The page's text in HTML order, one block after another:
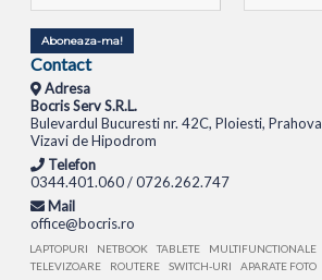
Aboneaza-ma!
Contact
Adresa
Bocris Serv S.R.L.
Bulevardul Bucuresti nr. 42C, Ploiesti, Prahova
Vizavi de Hipodrom
Telefon
0344.401.060 / 0726.262.747
Mail
office@bocris.ro
LAPTOPURI NETBOOK TABLETE MULTIFUNCTIONALE
TELEVIZOARE
ROUTERE SWITCH-URI APARATE FOTO